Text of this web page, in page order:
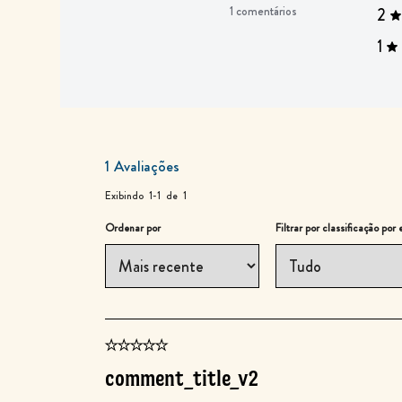
1 comentários
2
1
1 Avaliações
Exibindo1-1 de1
Ordenar por
Filtrar por classificação por
comment_title_v2